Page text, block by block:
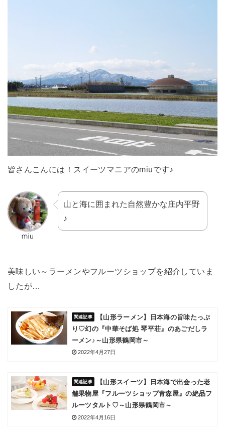
皆さんこんには！スイーツマニアのmiuです♪
山と海に囲まれた自然豊かな庄内平野
♪
美味しい～ラーメンやフルーツショップを紹介していま
したが…
【山形ラーメン】日本海の旨味たっぷ
り♡幻の『中華そば処 琴平荘』のあごだしラ
ーメン♪～山形県鶴岡市～
2022年4月27日
【山形スイーツ】日本海で出会った老
舗果物屋『フルーツショップ青森屋』の絶品フ
ルーツタルト♡～山形県鶴岡市～
2022年4月16日